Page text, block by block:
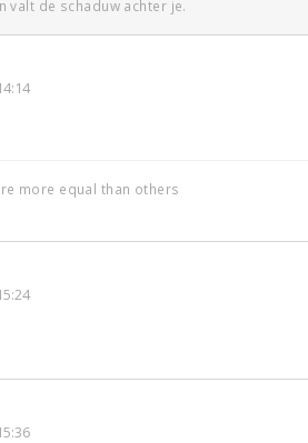
valt de schaduw achter je.
more equal than others